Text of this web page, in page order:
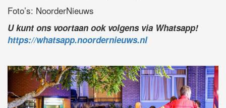
Foto’s: NoorderNieuws
U kunt ons voortaan ook volgens via Whatsapp!
https://whatsapp.noordernieuws.nl